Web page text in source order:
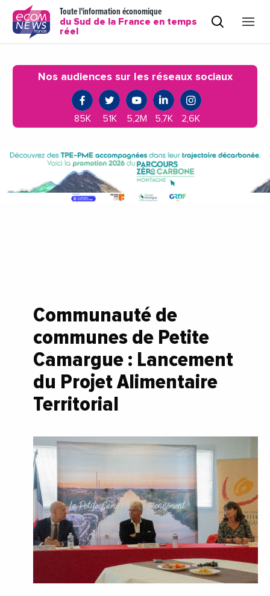
Toute l'information économique
du Sud de la France en temps
réel
Nos audiences sur les réseaux sociaux
85K 51K 5,2M 5,7K 2,6K
Communauté de
communes de Petite
Camargue : Lancement
du Projet Alimentaire
Territorial